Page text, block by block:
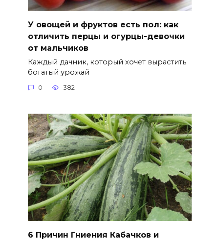
У овощей и фруктов есть пол: как
отличить перцы и огурцы-девочки
от мальчиков
Каждый дачник, который хочет вырастить
богатый урожай
0 382
6 Причин Гниения Кабачков и